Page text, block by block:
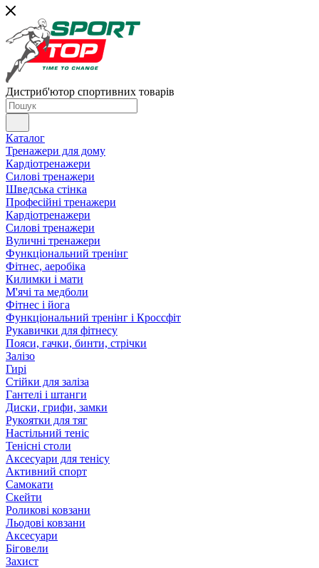
Дистриб'ютор спортивних товарів
Каталог
Тренажери для дому
Кардіотренажери
Силові тренажери
Шведська стінка
Професійні тренажери
Кардіотренажери
Силові тренажери
Вуличні тренажери
Функціональний тренінг
Фітнес, аеробіка
Килимки і мати
М'ячі та медболи
Фітнес і йога
Функціональний тренінг і Кроссфіт
Рукавички для фітнесу
Пояси, гачки, бинти, стрічки
Залізо
Гирі
Стійки для заліза
Гантелі і штанги
Диски, грифи, замки
Рукоятки для тяг
Настільний теніс
Тенісні столи
Аксесуари для тенісу
Активний спорт
Самокати
Скейти
Роликові ковзани
Льодові ковзани
Аксесуари
Біговели
Захист